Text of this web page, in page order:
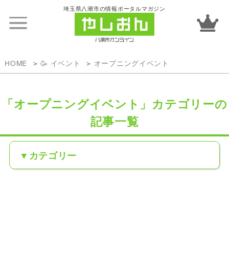
埼玉県八潮市の情報ポータルマガジン
HOME 🥳 イベント オープニングイベント
「オープニングイベント」カテゴリーの
記事一覧
カテゴリー